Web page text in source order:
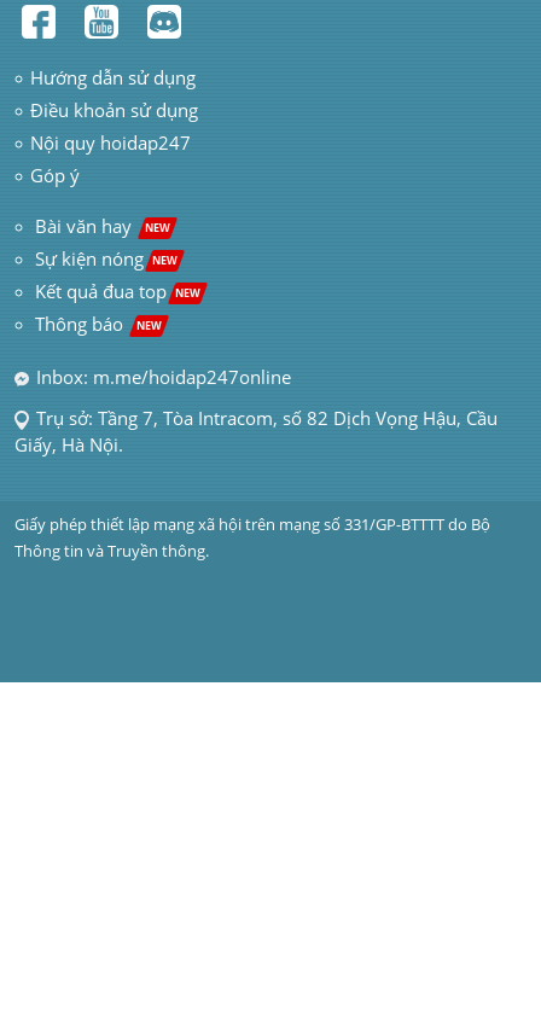
Hướng dẫn sử dụng
Điều khoản sử dụng
Nội quy hoidap247
Góp ý
Bài văn hay NEW
Sự kiện nóng NEW
Kết quả đua top NEW
Thông báo NEW
Inbox: m.me/hoidap247online
Trụ sở: Tầng 7, Tòa Intracom, số 82 Dịch Vọng Hậu, Cầu
Giấy, Hà Nội.
Giấy phép thiết lập mạng xã hội trên mạng số 331/GP-BTTTT do Bộ
Thông tin và Truyền thông.